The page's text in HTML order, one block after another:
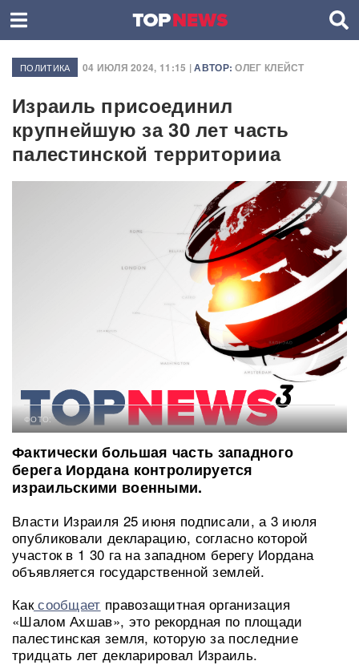
ПОЛИТИКА 04 ИЮЛЯ 2024, 11:15 |АВТОР: ОЛЕГ КЛЕЙСТ
Израиль присоединил
крупнейшую за 30 лет часть
палестинской территорииа
ФОТО:
Фактически большая часть западного
берега Иордана контролируется
израильскими военными.
Власти Израиля 25 июня подписали, а 3 июля
опубликовали декларацию, согласно которой
участок в 1 30 га на западном берегу Иордана
объявляется государственной землей.
Каксообщает правозащитная организация
«Шалом Ахшав», это рекордная по площади
палестинская земля, которую за последние
тридцать лет декларировал Израиль.